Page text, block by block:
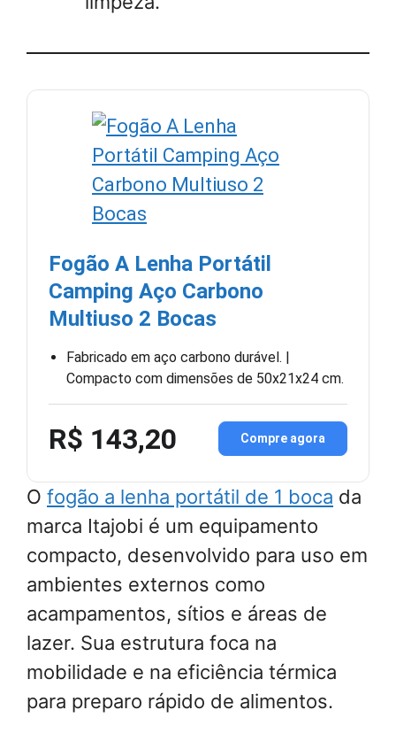
Fogão A Lenha Portátil
Camping Aço Carbono
Multiuso 2 Bocas
Fabricado em aço carbono durável. |
Compacto com dimensões de 50x21x24 cm.
R$ 143,20 Compre agora
O fogão a lenha portátil de 1 boca da
marca Itajobi é um equipamento
compacto, desenvolvido para uso em
ambientes externos como
acampamentos, sítios e áreas de
lazer. Sua estrutura foca na
mobilidade e na eficiência térmica
para preparo rápido de alimentos.